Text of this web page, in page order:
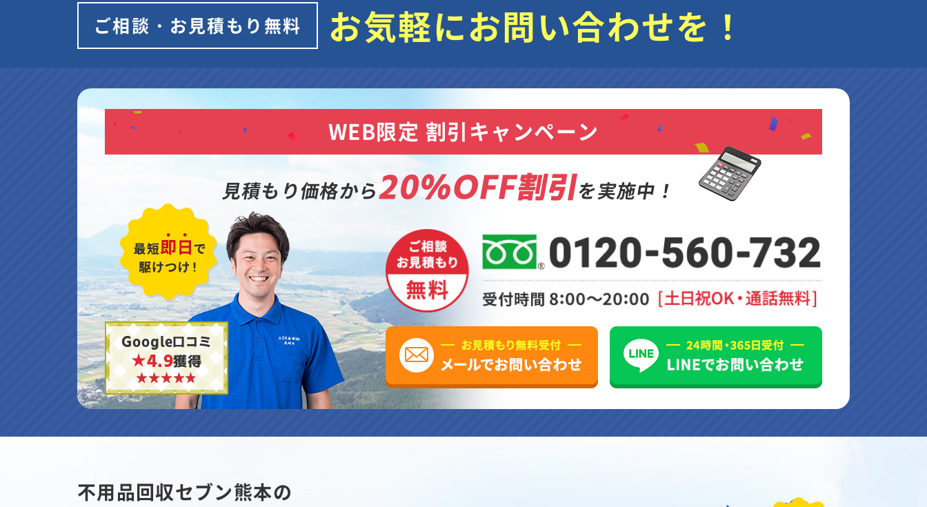
ご相談・お見積もり無料 お気軽にお問い合わせを！
Google口コミ
★4.9獲得
WEB限定 割引キャンペーン
見積もり価格から20%OFF割引を実施中！
不用品回収セブン熊本の